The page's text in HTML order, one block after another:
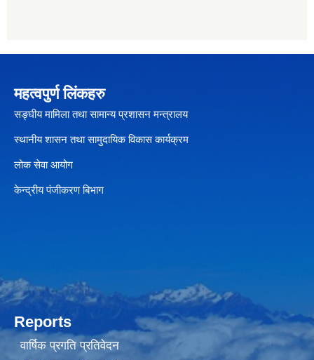
महत्वपुर्ण लिंकहरु
सङ्घीय मामिला तथा सामान्य प्रशासन मन्त्रालय
स्थानीय शासन तथा सामुदायिक विकास कार्यक्रम
लोक सेवा आयोग
केन्द्रीय पंजीकरण बिभाग
Reports
वार्षिक प्रगति प्रतिवेदन